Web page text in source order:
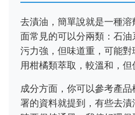
去漬油，簡單說就是一種
面常見的可以分兩類：石
污力強，但味道重，可能
用柑橘類萃取，較溫和，但
成分方面，你可以參考產
署的資料就提到，有些去